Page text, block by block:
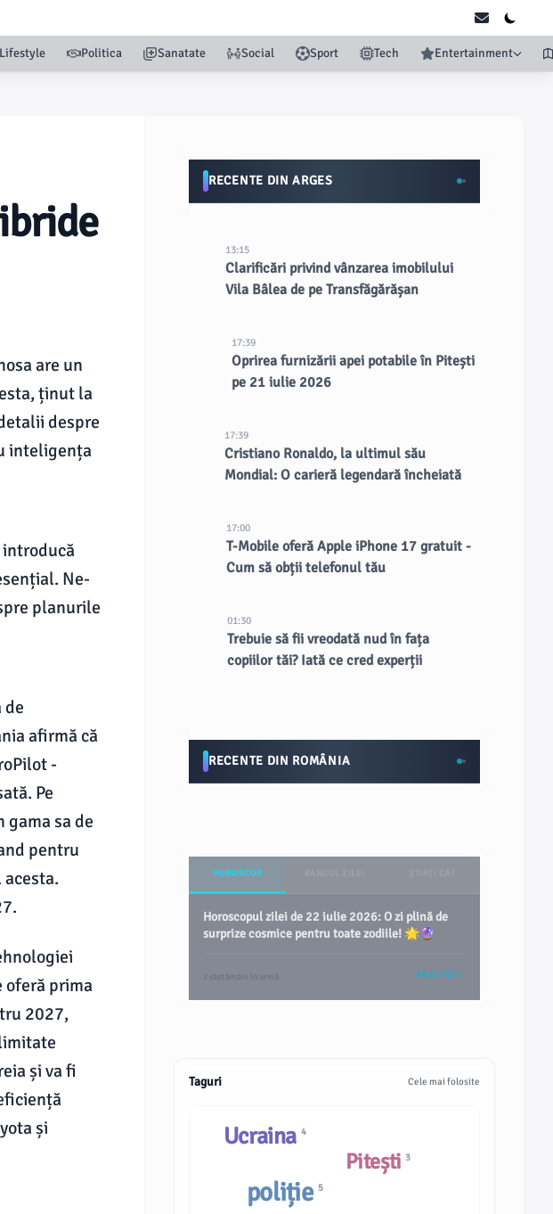
Lifestyle Politica Sanatate Social Sport Tech Entertainment
are un
ținut la
despre
inteligența
introducă
Ne-
planurile
de
afirmă că
-
Pe
gama sa de
pentru
oferă prima
2027,
și va fi
și
RECENTE DIN ARGES
13:15
Clarificări privind vânzarea imobilului
Vila Bâlea de pe Transfăgărășan
17:39
Oprirea furnizării apei potabile în Pitești
pe 21 iulie 2026
17:39
Cristiano Ronaldo, la ultimul său
Mondial: O carieră legendară încheiată
17:00
T-Mobile oferă Apple iPhone 17 gratuit -
Cum să obții telefonul tău
01:30
Trebuie să fii vreodată nud în fața
copiilor tăi? Iată ce cred experții
RECENTE DIN ROMÂNIA
HOROSCOP
Horoscopul zilei de 22 iulie 2026: O zi plină de
surprize cosmice pentru toate zodiile! 🌟🔮
2 săptămâni în urmă VEZI TOT
Taguri Cele mai folosite
poliție 5
Pitești 3
Ucraina 4